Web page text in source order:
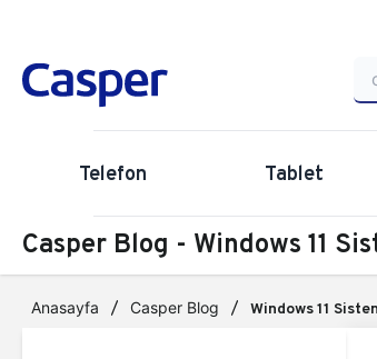
Telefon Tablet
Casper Blog - Windows 11
Anasayfa Casper Blog Windows 11